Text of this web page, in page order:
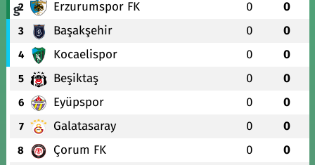
2 Erzurumspor FK 0 0
3 Başakşehir 0 0
4 Kocaelispor 0 0
5 Beşiktaş 0 0
6 Eyüpspor 0 0
7 Galatasaray 0 0
8 Çorum FK 0 0